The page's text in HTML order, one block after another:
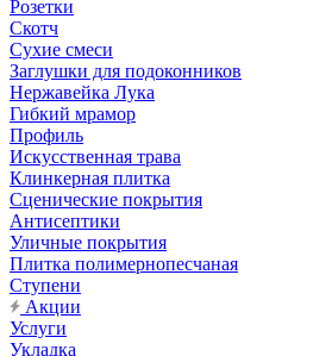
Розетки
Скотч
Сухие смеси
Заглушки для подоконников
Нержавейка Лука
Гибкий мрамор
Профиль
Искусственная трава
Клинкерная плитка
Сценические покрытия
Антисептики
Уличные покрытия
Плитка полимернопесчаная
Ступени
Акции
Услуги
Укладка